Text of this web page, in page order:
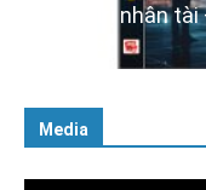
tư cách người
Media